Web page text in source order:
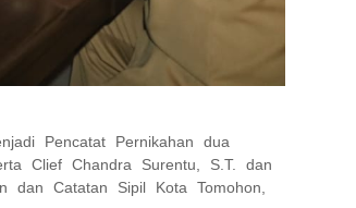
Pencatat Pernikahan dua
Clief Chandra Surentu, S.T. dan
dan Catatan Sipil Kota Tomohon,